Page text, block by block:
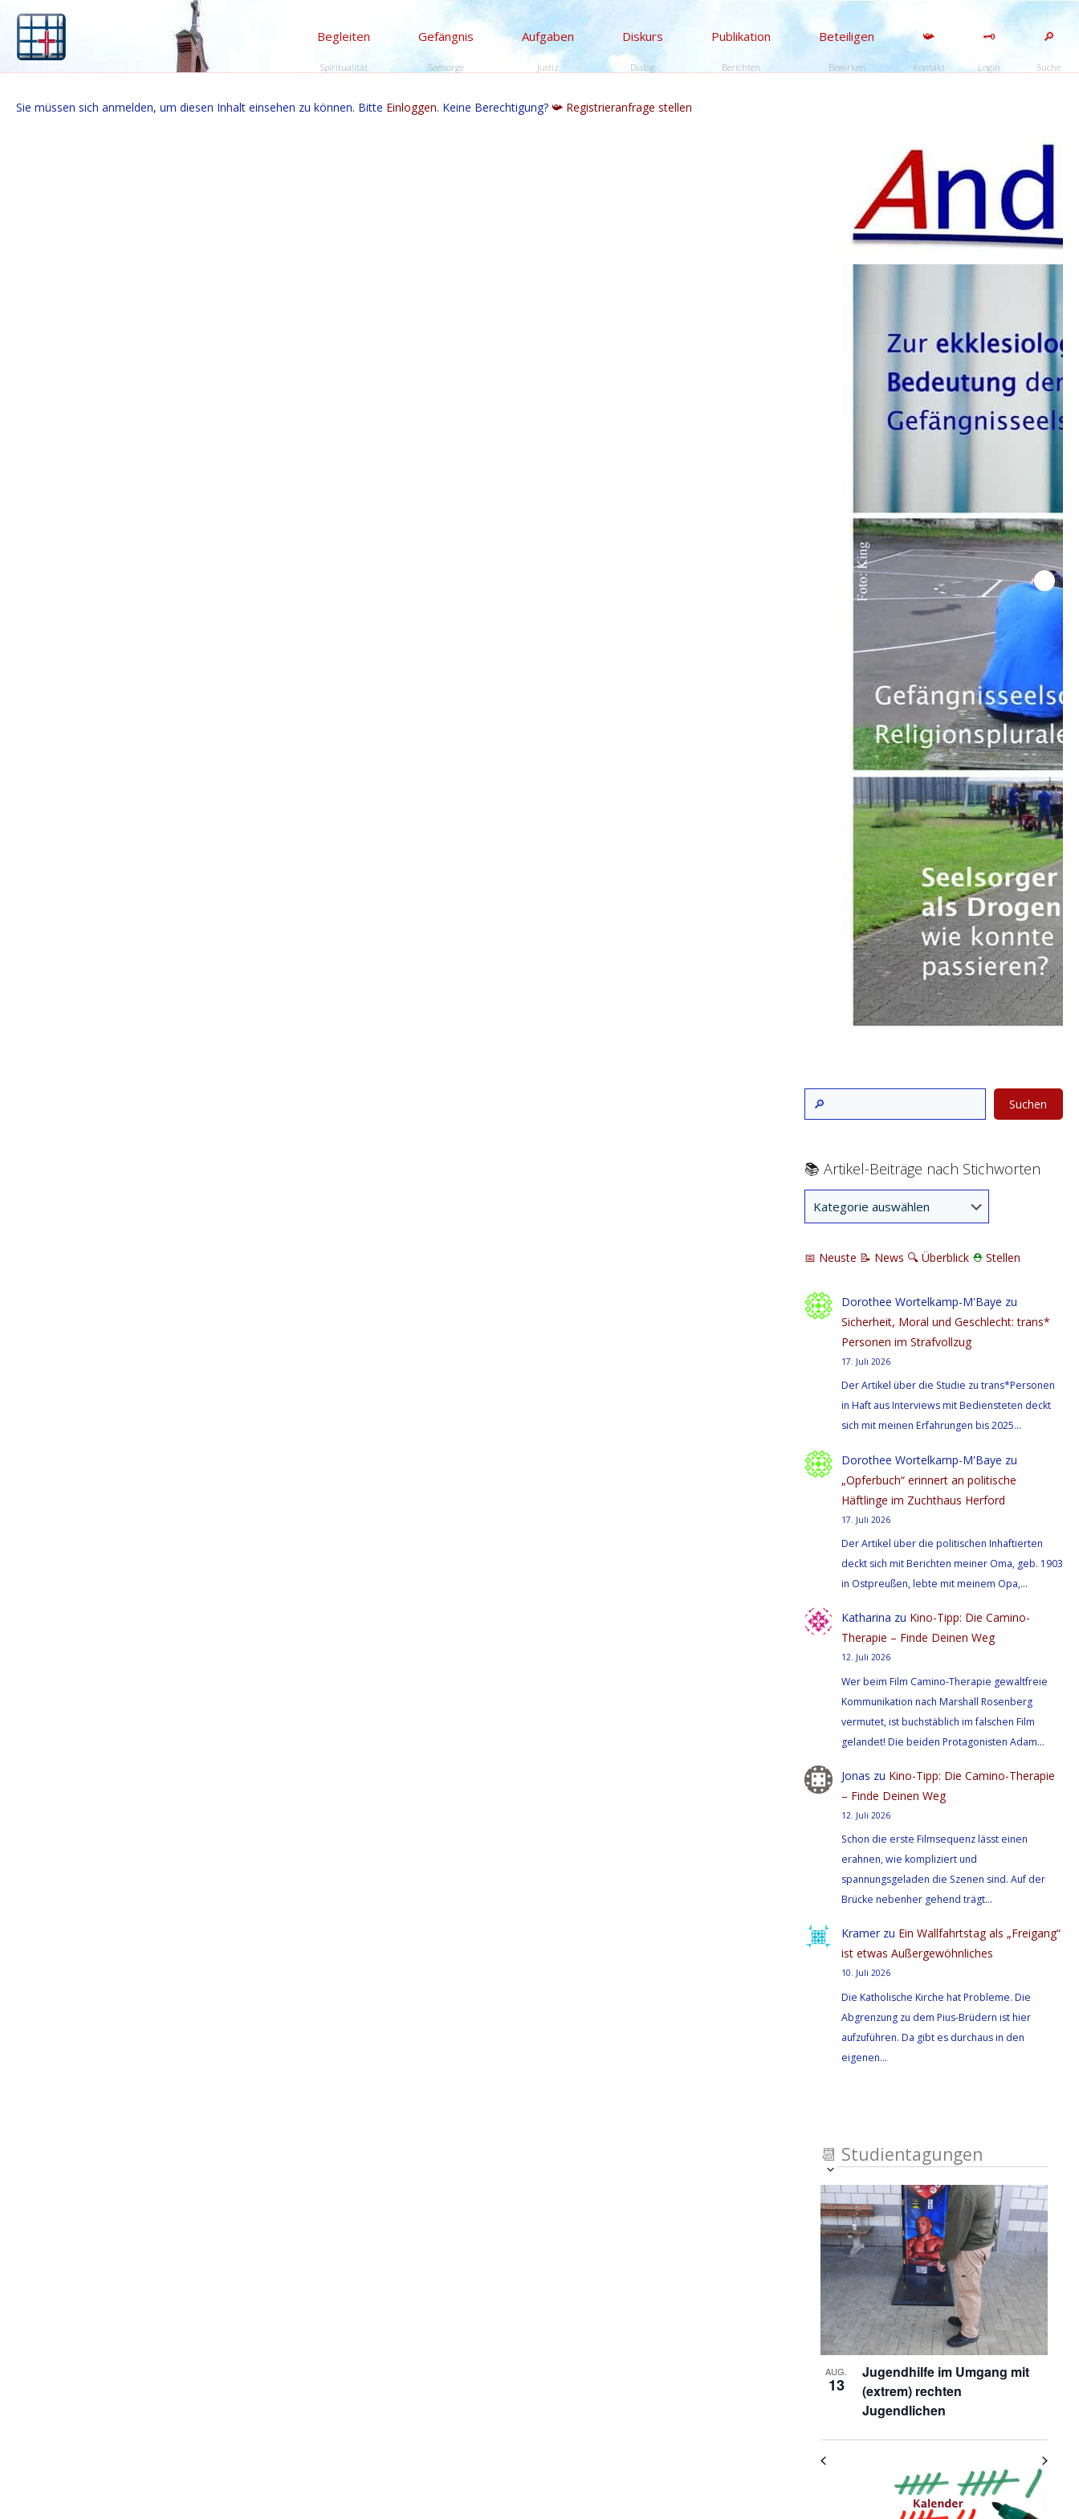
Begleiten
Spiritualität
Gefängnis
Seelsorge
Aufgaben
Justiz
Diskurs
Dialog
Publikation
Berichten
Beteiligen
Bewirken
📯
Kontakt
🗝️
Login
🔎
Suche
Sie müssen sich anmelden, um diesen Inhalt einsehen zu können. Bitte Einloggen. Keine Berechtigung? 📯 Registrieranfrage stellen
Suchen
📚 Artikel-Beiträge nach Stichworten
📅 Neuste 📝 News 🔍 Überblick ⛑ Stellen
Dorothee Wortelkamp-M'Baye zu
Sicherheit, Moral und Geschlecht: trans*
Personen im Strafvollzug
17. Juli 2026
Der Artikel über die Studie zu trans*Personen
in Haft aus Interviews mit Bediensteten deckt
sich mit meinen Erfahrungen bis 2025…
Dorothee Wortelkamp-M'Baye zu
„Opferbuch“ erinnert an politische
Häftlinge im Zuchthaus Herford
17. Juli 2026
Der Artikel über die politischen Inhaftierten
deckt sich mit Berichten meiner Oma, geb. 1903
in Ostpreußen, lebte mit meinem Opa,…
Katharina zu Kino-Tipp: Die Camino-
Therapie – Finde Deinen Weg
12. Juli 2026
Wer beim Film Camino-Therapie gewaltfreie
Kommunikation nach Marshall Rosenberg
vermutet, ist buchstäblich im falschen Film
gelandet! Die beiden Protagonisten Adam…
Jonas zu Kino-Tipp: Die Camino-Therapie
– Finde Deinen Weg
12. Juli 2026
Schon die erste Filmsequenz lässt einen
erahnen, wie kompliziert und
spannungsgeladen die Szenen sind. Auf der
Brücke nebenher gehend trägt…
Kramerzu Ein Wallfahrtstag als „Freigang“
ist etwas Außergewöhnliches
10. Juli 2026
Die Katholische Kirche hat Probleme. Die
Abgrenzung zu dem Pius-Brüdern ist hier
aufzuführen. Da gibt es durchaus in den
eigenen…
📆 Studientagungen
Ansichten-
Navigation
Veranstaltung
Ansichten-
Navigation
auswählen.
List
of
Veranstaltungen
in
Photo
View
AUG.
13
Jugendhilfe im Umgang mit
(extrem) rechten
Jugendlichen